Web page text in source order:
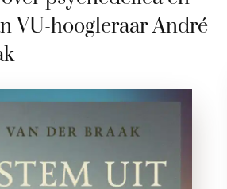
VU-hoogleraar André